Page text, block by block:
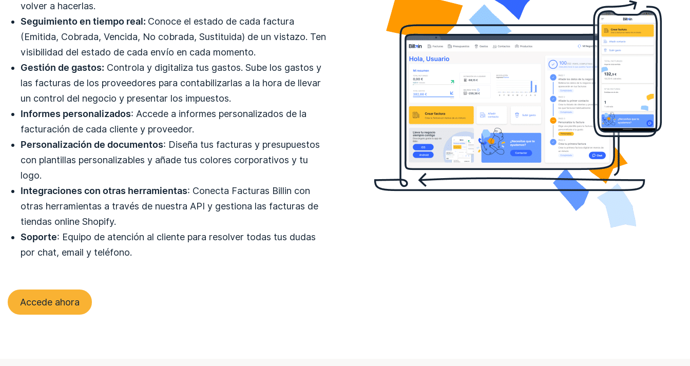
volver a hacerlas.
Seguimiento en tiempo real: Conoce el estado de cada factura
(Emitida, Cobrada, Vencida, No cobrada, Sustituida) de un vistazo. Ten
visibilidad del estado de cada envío en cada momento.
Gestión de gastos: Controla y digitaliza tus gastos. Sube los gastos y
las facturas de los proveedores para contabilizarlas a la hora de llevar
un control del negocio y presentar los impuestos.
Informes personalizados: Accede a informes personalizados de la
facturación de cada cliente y proveedor.
Personalización de documentos: Diseña tus facturas y presupuestos
con plantillas personalizables y añade tus colores corporativos y tu
logo.
Integraciones con otras herramientas: Conecta Facturas Billin con
otras herramientas a través de nuestra API y gestiona las facturas de
tiendas online Shopify.
Soporte: Equipo de atención al cliente para resolver todas tus dudas
por chat, email y teléfono.
Accede ahora